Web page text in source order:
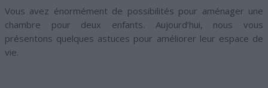
Vous avez énormément de possibilités pour aménager une
chambre pour deux enfants. Aujourd’hui, nous vous
présentons quelques astuces pour améliorer leur espace de
vie.